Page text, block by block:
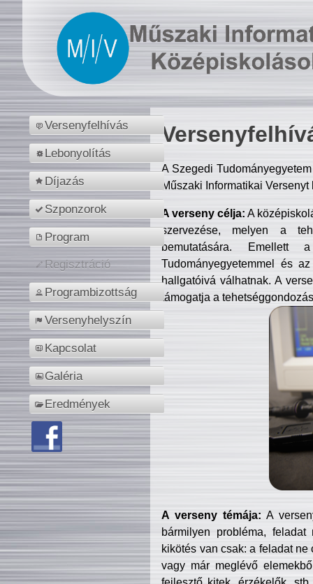
Versenyfelhívás
Lebonyolítás
Díjazás
Szponzorok
Program
Regisztráció
Programbizottság
Versenyhelyszín
Kapcsolat
Galéria
Eredmények
A Szegedi
Műszaki Informatikai
A verseny célja: A
szervezése, melyen a
bemutatására. Emellett
Tudományegyetemmel és
hallgatóivá válhatnak. A
támogatja a
A verseny témája: A
bármilyen probléma, feladat
kikötés van csak: a feladat
vagy már meglévő